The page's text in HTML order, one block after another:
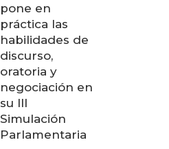
pone en
práctica las
habilidades de
discurso,
oratoria y
negociación en
su III
Simulación
Parlamentaria